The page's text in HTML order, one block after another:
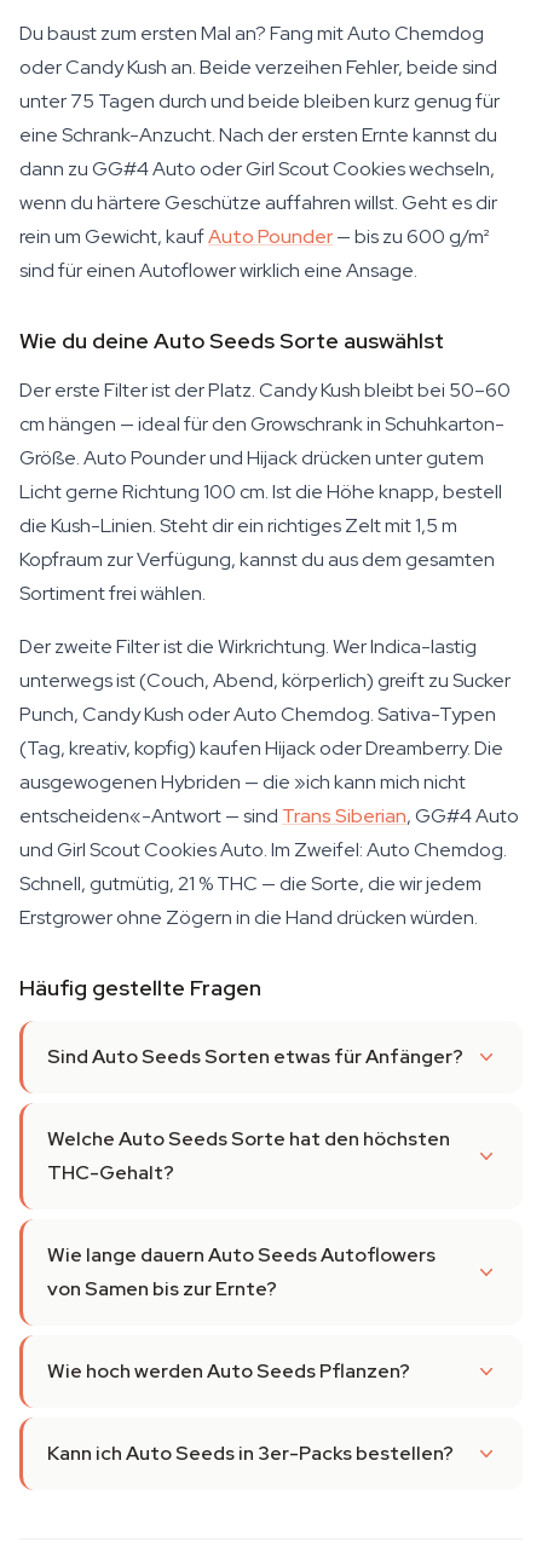
Du baust zum ersten Mal an? Fang mit Auto Chemdog
oder Candy Kush an. Beide verzeihen Fehler, beide sind
unter 75 Tagen durch und beide bleiben kurz genug für
eine Schrank-Anzucht. Nach der ersten Ernte kannst du
dann zu GG#4 Auto oder Girl Scout Cookies wechseln,
wenn du härtere Geschütze auffahren willst. Geht es dir
rein um Gewicht, kaufAuto Pounder— bis zu 600 g/m²
sind für einen Autoflower wirklich eine Ansage.
Wie du deine Auto Seeds Sorte auswählst
Der erste Filter ist der Platz. Candy Kush bleibt bei 50–60
cm hängen — ideal für den Growschrank in Schuhkarton-
Größe. Auto Pounder und Hijack drücken unter gutem
Licht gerne Richtung 100 cm. Ist die Höhe knapp, bestell
die Kush-Linien. Steht dir ein richtiges Zelt mit 1,5 m
Kopfraum zur Verfügung, kannst du aus dem gesamten
Sortiment frei wählen.
Der zweite Filter ist die Wirkrichtung. Wer Indica-lastig
unterwegs ist (Couch, Abend, körperlich) greift zu Sucker
Punch, Candy Kush oder Auto Chemdog. Sativa-Typen
(Tag, kreativ, kopfig) kaufen Hijack oder Dreamberry. Die
ausgewogenen Hybriden — die »ich kann mich nicht
entscheiden«-Antwort — sind Trans Siberian, GG#4 Auto
und Girl Scout Cookies Auto. Im Zweifel: Auto Chemdog.
Schnell, gutmütig, 21 % THC — die Sorte, die wir jedem
Erstgrower ohne Zögern in die Hand drücken würden.
Häufig gestellte Fragen
Sind Auto Seeds Sorten etwas für Anfänger?
Welche Auto Seeds Sorte hat den höchsten
THC-Gehalt?
Wie lange dauern Auto Seeds Autoflowers
von Samen bis zur Ernte?
Wie hoch werden Auto Seeds Pflanzen?
Kann ich Auto Seeds in 3er-Packs bestellen?